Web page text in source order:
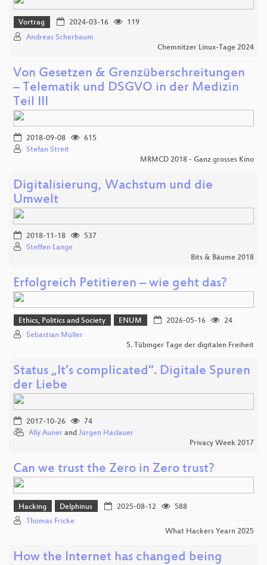
Vortrag 2024-03-16
119
Andreas Scherbaum
Chemnitzer Linux-Tage 2024
Von Gesetzen & Grenzüberschreitungen
– Telematik und DSGVO in der Medizin
Teil III
2018-09-08
615
Stefan Streit
MRMCD 2018 - Ganz grosses Kino
Digitalisierung, Wachstum und die
Umwelt
2018-11-18
537
Steffen Lange
Bits & Bäume 2018
Erfolgreich Petitieren – wie geht das?
Ethics, Politics and Society ENUM 2026-05-16
24
Sebastian Müller
5. Tübinger Tage der digitalen Freiheit
Status „It’s complicated“. Digitale Spuren
der Liebe
2017-10-26
74
Ally Auner and Jürgen Haslauer
Privacy Week 2017
Can we trust the Zero in Zero trust?
Hacking Delphinus 2025-08-12
588
Thomas Fricke
What Hackers Yearn 2025
How the Internet has changed being